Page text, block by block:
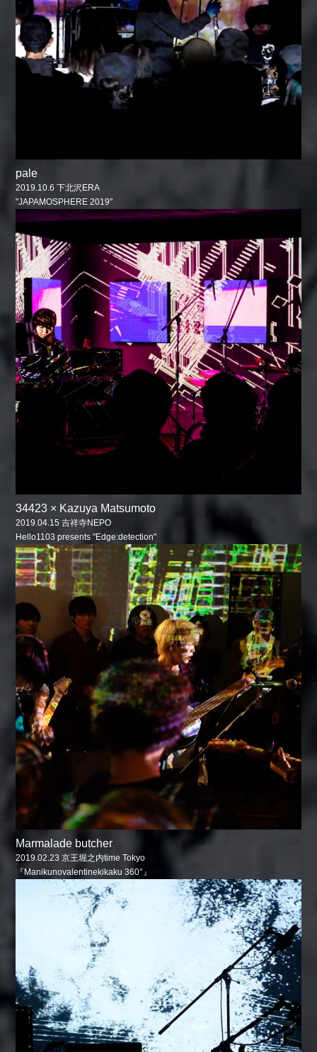
pale
2019.10.6 下北沢ERA
"JAPAMOSPHERE 2019"
34423 × Kazuya Matsumoto
2019.04.15 吉祥寺NEPO
Hello1103 presents "Edge:detection"
Marmalade butcher
2019.02.23 京王堀之内time Tokyo
『Manikunovalentinekikaku 360°』